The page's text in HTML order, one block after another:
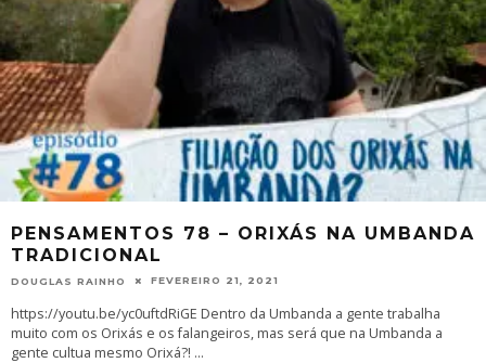
PENSAMENTOS 78 – ORIXÁS NA UMBANDA
TRADICIONAL
DOUGLAS RAINHO FEVEREIRO 21, 2021
https://youtu.be/yc0uftdRiGE Dentro da Umbanda a gente trabalha
muito com os Orixás e os falangeiros, mas será que na Umbanda a
gente cultua mesmo Orixá?! ...